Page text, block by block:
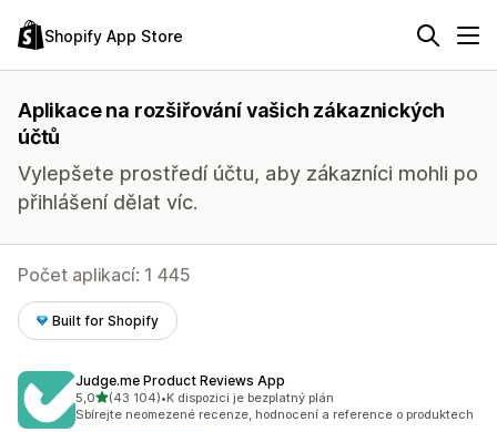
Shopify App Store
Aplikace na rozšiřování vašich zákaznických
účtů
Vylepšete prostředí účtu, aby zákazníci mohli po
přihlášení dělat víc.
Počet aplikací: 1 445
Built for Shopify
Judge.me Product Reviews App
5,0z 5 hvězd
(43 104)
Celkový počet recenzí: 43104
•K dispozici je bezplatný plán
Sbírejte neomezené recenze, hodnocení a reference o produktech